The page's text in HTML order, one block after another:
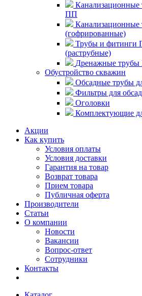
ПП
(гофрированные)
Трубы и фитинги
(раструбные)
Дренажные
Обустройство скважин
Обсадные трубы
Фильтры для
Оголовки
Комплектующие
Акции
Как купить
Условия оплаты
Условия доставки
Гарантия на товар
Возврат товара
Прием товара
Публичная оферта
Производители
Статьи
О компании
Новости
Вакансии
Вопрос-ответ
Сотрудники
Контакты